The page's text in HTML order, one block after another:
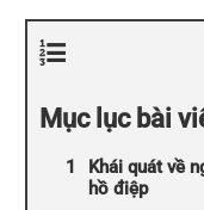
Mục lục bài
Khái quát về
hồ điệp